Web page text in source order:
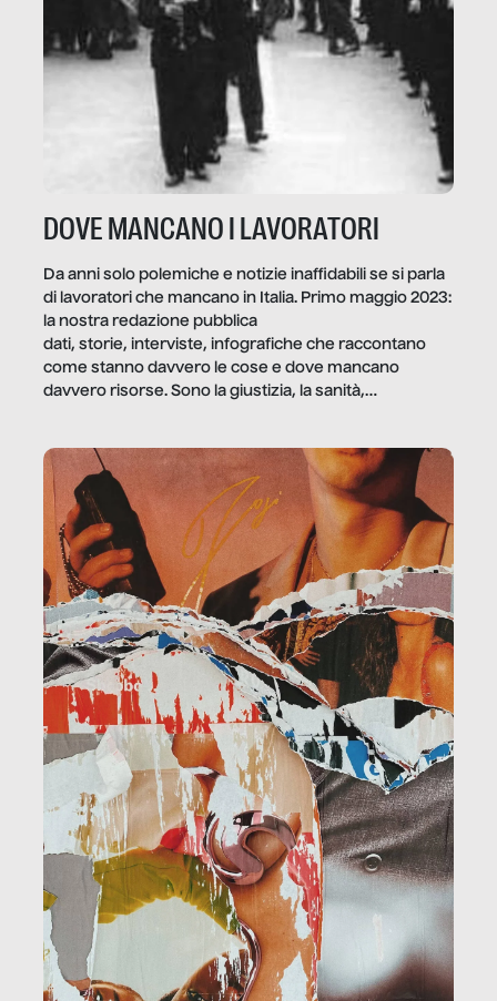
DOVE MANCANO I LAVORATORI
Da anni solo polemiche e notizie inaffidabili se si parla
di lavoratori che mancano in Italia. Primo maggio 2023:
la nostra redazione pubblica
dati, storie, interviste, infografiche che raccontano
come stanno davvero le cose e dove mancano
davvero risorse. Sono la giustizia, la sanità,